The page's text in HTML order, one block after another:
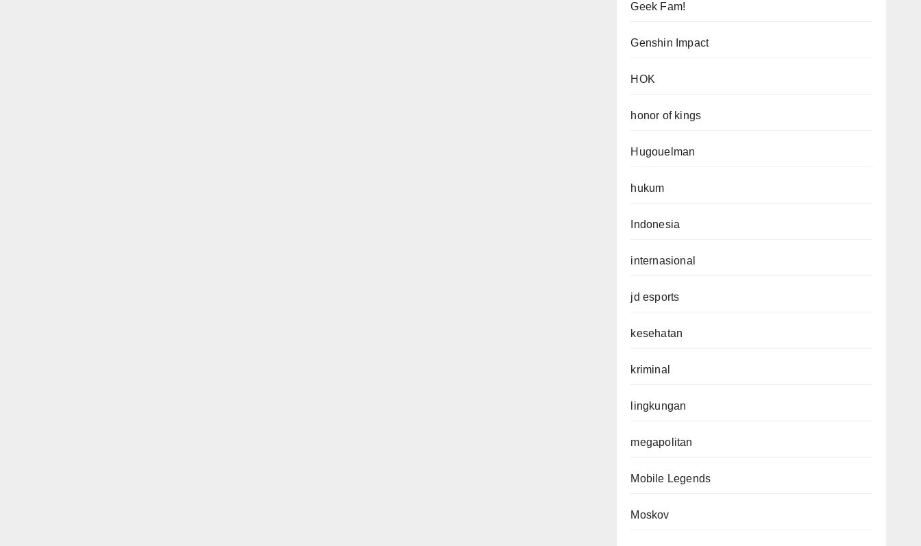
Geek Fam!
Genshin Impact
HOK
honor of kings
Hugouelman
hukum
Indonesia
internasional
jd esports
kesehatan
kriminal
lingkungan
megapolitan
Mobile Legends
Moskov